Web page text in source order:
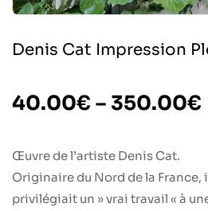
Denis Cat Impression
40.00€ – 350.00€
Œuvre de l’artiste Denis Cat.
Originaire du Nord de la France,
privilégiait un » vrai travail « à